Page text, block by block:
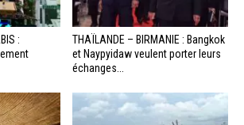
:
THAÏLANDE – BIRMANIE : Bangkok
et Naypyidaw veulent porter leurs
échanges...